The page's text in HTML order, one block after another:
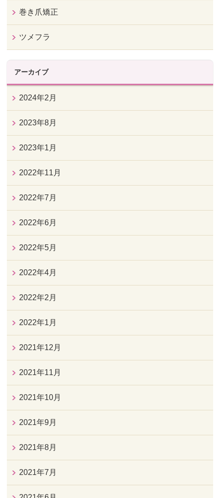
巻き爪矯正
ツメフラ
アーカイブ
2024年2月
2023年8月
2023年1月
2022年11月
2022年7月
2022年6月
2022年5月
2022年4月
2022年2月
2022年1月
2021年12月
2021年11月
2021年10月
2021年9月
2021年8月
2021年7月